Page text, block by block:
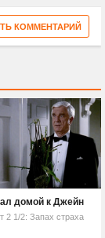
КОММЕНТАРИЙ
домой к Джейн
2 1/2: Запах страха